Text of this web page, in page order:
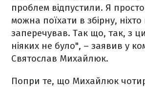
проблем відпустили. Я
можна поїхати в збірну, ніхто
заперечував. Так що, так, з
ніяких не було", – заявив у
Святослав Михайлюк.
Попри те, що Михайлюк